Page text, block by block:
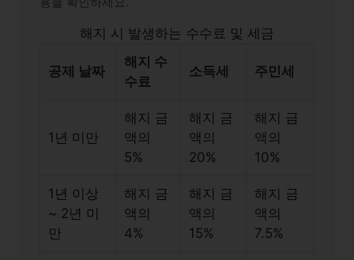
해지 시 발생하는 수수료 및 세금
공제 날짜
해지 수
수료
소득세 주민세
1년 미만
해지 금
액의
5%
해지 금
액의
20%
해지 금
액의
10%
1년 이상
~ 2년 미
만
해지 금
액의
4%
해지 금
액의
15%
해지 금
액의
7.5%